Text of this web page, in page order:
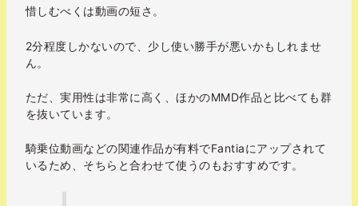
惜しむべくは動画の短さ。
2分程度しかないので、少し使い勝手が悪いかもしれませ
ん。
ただ、実用性は非常に高く、ほかのMMD作品と比べても群
を抜いています。
騎乗位動画などの関連作品が有料でFantiaにアップされて
いるため、そちらと合わせて使うのもおすすめです。